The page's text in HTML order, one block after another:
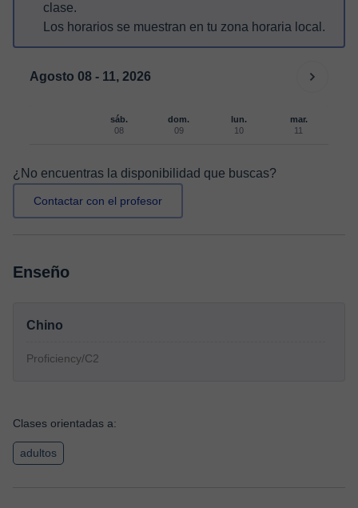
clase.
Los horarios se muestran en tu zona horaria local.
Agosto 08 - 11, 2026
sáb.
08
dom.
09
lun.
10
mar.
11
¿No encuentras la disponibilidad que buscas?
Contactar con el profesor
Enseño
Chino
Proficiency/C2
Clases orientadas a:
adultos